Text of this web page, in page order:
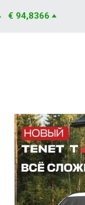
€ 94,8366